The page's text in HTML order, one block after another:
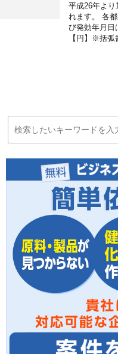
平成26年より
れます。 各
び発効年月日
【円】※括弧